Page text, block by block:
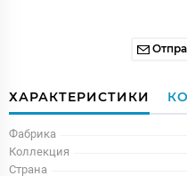
ХАРАКТЕРИСТИКИ
Фабрика
Коллекция
Страна